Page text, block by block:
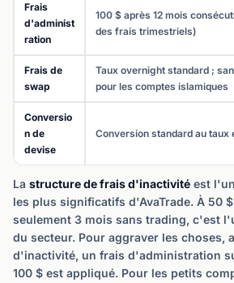
Frais
d'administ
ration
100 $ après 12 mois
des frais trimestriels)
Frais de
swap
Taux overnight standard ;
pour les comptes islamiques
Conversio
n de
devise
Conversion standard au taux
La structure de frais d'inactivité est
les plus significatifs d'AvaTrade. À 50
seulement 3 mois sans trading, c'est
du secteur. Pour aggraver les choses,
d'inactivité, un frais d'administration
100 $ est appliqué. Pour les petits